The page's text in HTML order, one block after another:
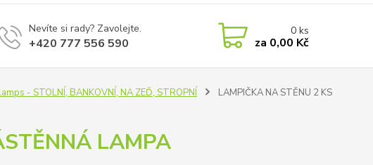
Nevíte si rady? Zavolejte.
+420 777 556 590
0ks
za 0,00 Kč
- STOLNÍ, BANKOVNÍ, NA ZEĎ, STROPNÍ
LAMPIČKA NA STĚNU 2 KS
LAMPA